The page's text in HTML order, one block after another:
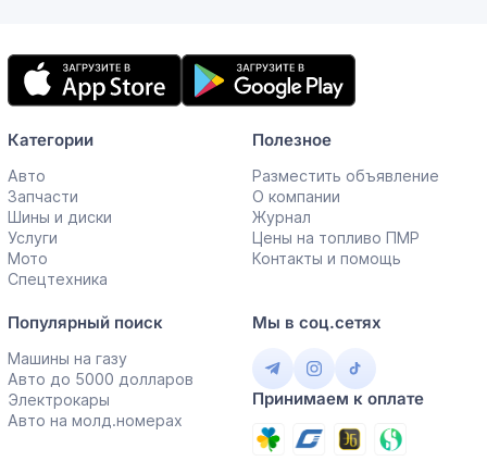
Мобильное
приложение
Категории
Авто
Запчасти
Шины и диски
Услуги
Мото
Спецтехника
Полезное
Разместить объявление
О компании
Журнал
Цены на топливо ПМР
Контакты и помощь
Популярный поиск
Машины на газу
Авто до 5000 долларов
Электрокары
Авто на молд.номерах
Мы в соц.сетях
Принимаем к оплате